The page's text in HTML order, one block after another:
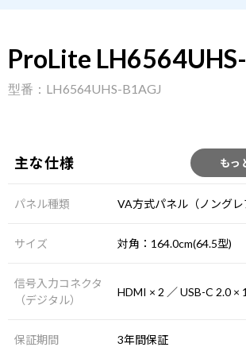
ProLite
LH6564UHS-B1AGJ
主な仕様 もっ
パネル種類 VA方式パネル（ノングレ
サイズ 対角：164.0cm(64.5型)
信号入力コネクタ
（デジタル）
HDMI × 2 ／ USB-C 2.0 × 1
保証期間 3年間保証